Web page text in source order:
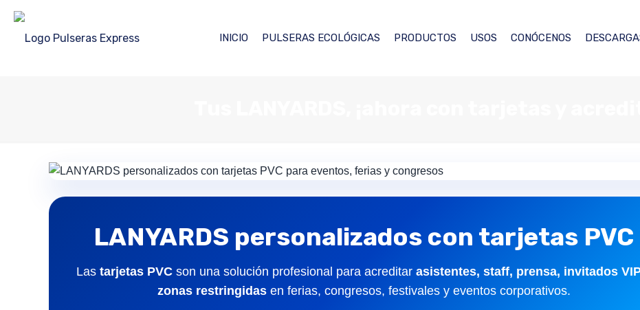
INICIO PULSERAS ECOLÓGICAS PRODUCTOS USOS CONÓCENOS
LANYARDS personalizados con tarjetas PVC
Las tarjetas PVCson una solución profesional para acreditar asistentes, staff, prensa, invitados
zonas restringidasen ferias, congresos, festivales y eventos corporativos.